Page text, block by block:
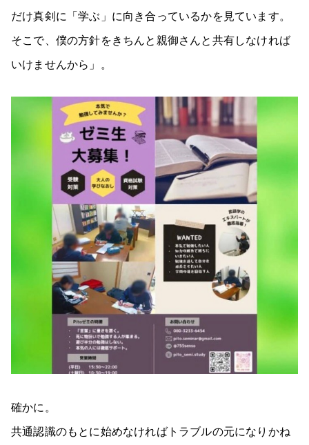
だけ真剣に「学ぶ」に向き合っているかを見ています。
そこで、僕の方針をきちんと親御さんと共有しなければ
いけませんから」。
確かに。
共通認識のもとに始めなければトラブルの元になりかね